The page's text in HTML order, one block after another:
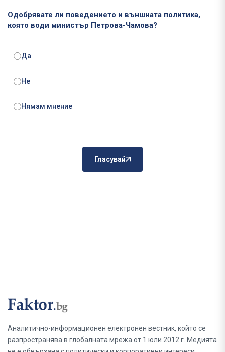
Одобрявате ли поведението и външната политика,
която води министър Петрова-Чамова?
Да
Не
Нямам мнение
Гласувай
Аналитично-информационен електронен вестник, който се
разпространява в глобалната мрежа от 1 юли 2012 г. Медията